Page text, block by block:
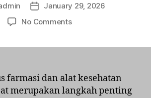
Post
date
January 29, 2026
No Commentson
dan
Alat
farmasi dan alat kesehatan
merupakan langkah penting